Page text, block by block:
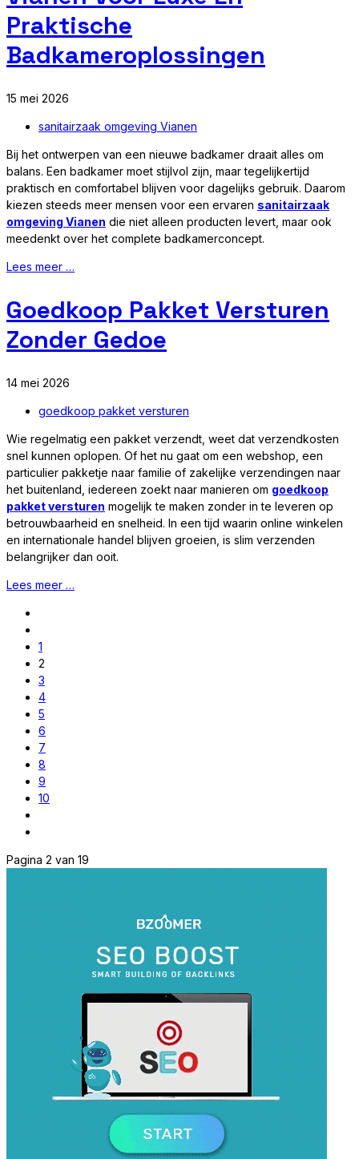
Praktische
Badkameroplossingen
15 mei 2026
sanitairzaak omgeving Vianen
Bij het ontwerpen van een nieuwe badkamer draait alles om
balans. Een badkamer moet stijlvol zijn, maar tegelijkertijd
praktisch en comfortabel blijven voor dagelijks gebruik. Daarom
kiezen steeds meer mensen voor een ervaren sanitairzaak
omgeving Vianen die niet alleen producten levert, maar ook
meedenkt over het complete badkamerconcept.
Lees meer …
Goedkoop Pakket Versturen
Zonder Gedoe
14 mei 2026
goedkoop pakket versturen
Wie regelmatig een pakket verzendt, weet dat verzendkosten
snel kunnen oplopen. Of het nu gaat om een webshop, een
particulier pakketje naar familie of zakelijke verzendingen naar
het buitenland, iedereen zoekt naar manieren om goedkoop
pakket versturen mogelijk te maken zonder in te leveren op
betrouwbaarheid en snelheid. In een tijd waarin online winkelen
en internationale handel blijven groeien, is slim verzenden
belangrijker dan ooit.
Lees meer …
1
2
3
4
5
6
7
8
9
10
Pagina 2 van 19